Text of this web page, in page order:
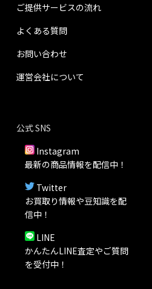
ご提供サービスの流れ
よくある質問
お問い合わせ
運営会社について
公式 SNS
Instagram
最新の商品情報を配信中！
Twitter
お買取り情報や豆知識を配
信中！
LINE
かんたんLINE査定やご質問
を受付中！